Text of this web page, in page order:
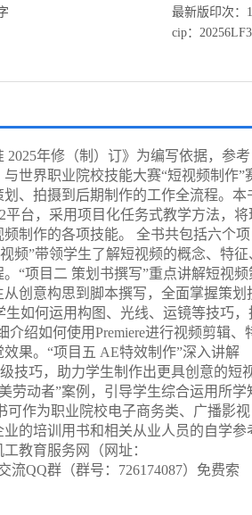
的自学参考用书。本书配有丰富的教学资
册后即可下载；或加入教师交流QQ群（群
最新版印次：
cip：
年修（制）订》为编写依据，参考
世界职业院校技能大赛“短视频制作”
、拍摄到后期制作的工作全流程。本
平台，采用项目化任务式教学方法，将
制作的各项技能。 全书共包括六个项
频”带领学生了解短视频的概念、特征
“项目二 策划书撰写”重点讲解短视频
创意构思到脚本撰写，全面掌握策划
如何运用构图、光线、运镜等技巧，
绍如何使用Premiere进行视频剪辑、
果。“项目五 AE特效制作”深入讲解
技巧，助力学生制作出更具创意的短
劳动者”案例，引导学生综合运用所学
作为职业院校电子商务类、广播影视
的培训用书和相关从业人员的自学参
教育服务网（网址：
流QQ群（群号：726174087）免费索